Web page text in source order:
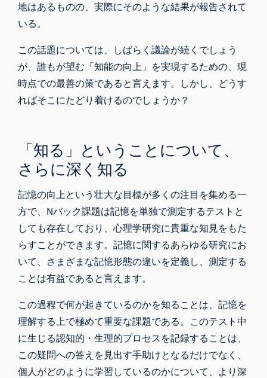
地はあるものの、実際にそのような結果が報告されて
いる。
この話題については、しばらく議論が続くでしょう
が、誰もが望む「知能の向上」を実現するための、現
時点での最善の策であると言えます。しかし、どうす
ればそこにたどり着けるのでしょうか？
「知る」ということについて、
さらに深く知る
記憶の向上という壮大な目標が多くの注目を集める一
方で、Nバック課題は記憶を単独で測定するテストと
しても存在しており、心理学研究に貴重な知見をもた
らすことができます。記憶に関するあらゆる研究にお
いて、さまざまな記憶形態の違いを定義し、測定する
ことは有益であると言えます。
この過程で何が起きているのかを知ることは、記憶を
理解する上で極めて重要な課題である。このテスト中
に生じる認知的・生理的プロセスを記録することは、
この疑問への答えを見出す手助けとなるだけでなく、
個人がどのように学習しているのかについて、より深